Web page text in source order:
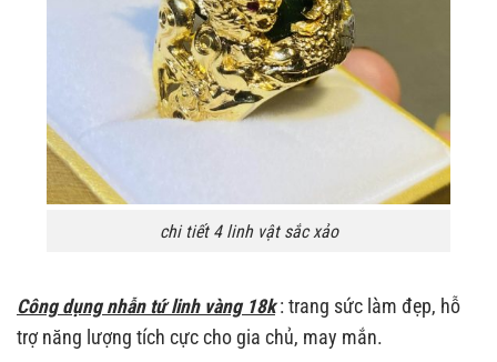
chi tiết 4 linh vật sắc xảo
Công dụng nhẫn tứ linh vàng 18k: trang sức làm đẹp, hỗ
trợ năng lượng tích cực cho gia chủ, may mắn.